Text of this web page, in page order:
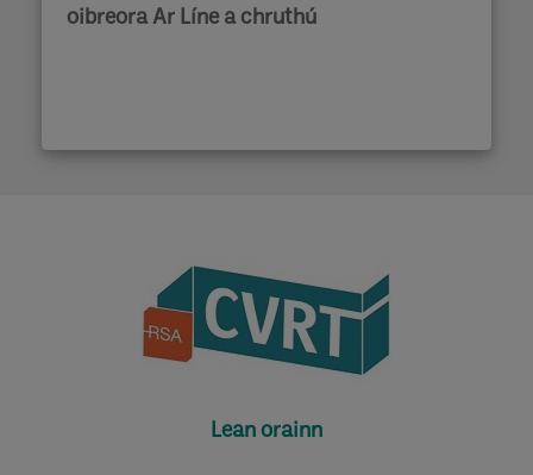
oibreora Ar Líne a chruthú
Lean orainn